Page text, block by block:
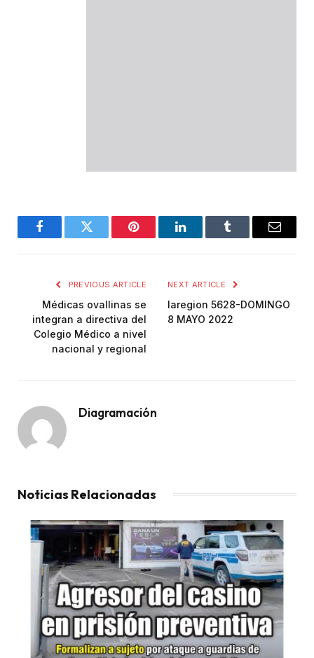
FacebookTwitter Pinterest LinkedInTumblr Email
PREVIOUS ARTICLE
Médicas ovallinas se
integran a directiva del
Colegio Médico a nivel
nacional y regional
NEXT ARTICLE
laregion 5628-DOMINGO
8 MAYO 2022
Diagramación
Noticias Relacionadas